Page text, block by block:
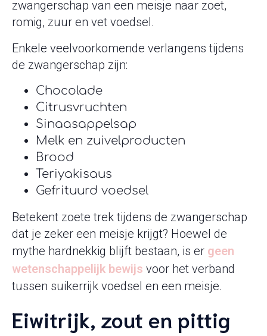
zwangerschap van een meisje naar zoet,
romig, zuur en vet voedsel.
Enkele veelvoorkomende verlangens tijdens
de zwangerschap zijn:
Chocolade
Citrusvruchten
Sinaasappelsap
Melk en zuivelproducten
Brood
Teriyakisaus
Gefrituurd voedsel
Betekent zoete trek tijdens de zwangerschap
dat je zeker een meisje krijgt? Hoewel de
mythe hardnekkig blijft bestaan, is er geen
wetenschappelijk bewijs voor het verband
tussen suikerrijk voedsel en een meisje.
Eiwitrijk, zout en pittig